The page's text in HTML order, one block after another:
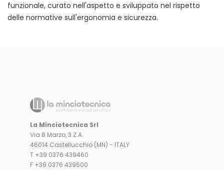
funzionale, curato nell'aspetto e sviluppato nel rispetto
delle normative sull'ergonomia e sicurezza.
La Minciotecnica Srl
Via 8 Marzo, 3 Z.A.
46014 Castellucchio (MN) - ITALY
T +39 0376 439460
F +39 0376 439600